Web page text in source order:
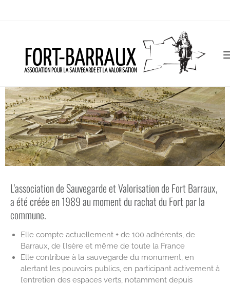
L'association de Sauvegarde et Valorisation de Fort Barraux,
a été créée en 1989 au moment du rachat du Fort par la
commune.
Elle compte actuellement + de 100 adhérents, de
Barraux, de l’Isère et même de toute la France
Elle contribue à la sauvegarde du monument, en
alertant les pouvoirs publics, en participant activement à
l’entretien des espaces verts, notamment depuis